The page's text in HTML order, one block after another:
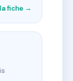
fiche →